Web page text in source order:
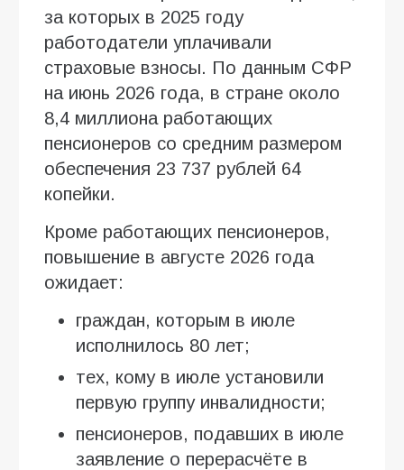
за которых в 2025 году
работодатели уплачивали
страховые взносы. По данным СФР
на июнь 2026 года, в стране около
8,4 миллиона работающих
пенсионеров со средним размером
обеспечения 23 737 рублей 64
копейки.
Кроме работающих пенсионеров,
повышение в августе 2026 года
ожидает:
граждан, которым в июле
исполнилось 80 лет;
тех, кому в июле установили
первую группу инвалидности;
пенсионеров, подавших в июле
заявление о перерасчёте в